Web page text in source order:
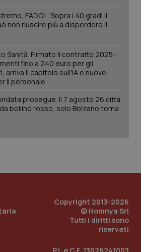
FADOI: “Sopra i 40 gradi il
non riuscire più a disperdere il
Sanità. Firmato il contratto 2025-
fino a 240 euro per gli
arriva il capitolo sull'IA e nuove
il personale
prosegue. Il 7 agosto 26 città
bollino rosso, solo Bolzano torna
Copyright 2013-2026
© Homnya Srl
Tutti i diritti sono
riservati